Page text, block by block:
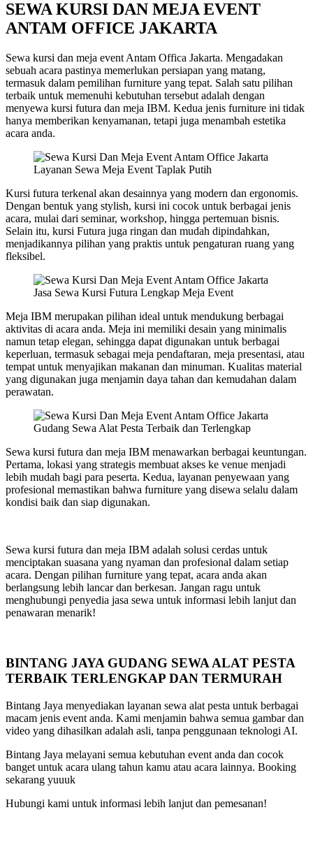
SEWA KURSI DAN MEJA EVENT
ANTAM OFFICE JAKARTA
Sewa kursi dan meja event Antam Offica Jakarta. Mengadakan
sebuah acara pastinya memerlukan persiapan yang matang,
termasuk dalam pemilihan furniture yang tepat. Salah satu pilihan
terbaik untuk memenuhi kebutuhan tersebut adalah dengan
menyewa kursi futura dan meja IBM. Kedua jenis furniture ini tidak
hanya memberikan kenyamanan, tetapi juga menambah estetika
acara anda.
Layanan Sewa Meja Event Taplak Putih
Kursi futura terkenal akan desainnya yang modern dan ergonomis.
Dengan bentuk yang stylish, kursi ini cocok untuk berbagai jenis
acara, mulai dari seminar, workshop, hingga pertemuan bisnis.
Selain itu, kursi Futura juga ringan dan mudah dipindahkan,
menjadikannya pilihan yang praktis untuk pengaturan ruang yang
fleksibel.
Jasa Sewa Kursi Futura Lengkap Meja Event
Meja IBM merupakan pilihan ideal untuk mendukung berbagai
aktivitas di acara anda. Meja ini memiliki desain yang minimalis
namun tetap elegan, sehingga dapat digunakan untuk berbagai
keperluan, termasuk sebagai meja pendaftaran, meja presentasi, atau
tempat untuk menyajikan makanan dan minuman. Kualitas material
yang digunakan juga menjamin daya tahan dan kemudahan dalam
perawatan.
Gudang Sewa Alat Pesta Terbaik dan Terlengkap
Sewa kursi futura dan meja IBM menawarkan berbagai keuntungan.
Pertama, lokasi yang strategis membuat akses ke venue menjadi
lebih mudah bagi para peserta. Kedua, layanan penyewaan yang
profesional memastikan bahwa furniture yang disewa selalu dalam
kondisi baik dan siap digunakan.
Sewa kursi futura dan meja IBM adalah solusi cerdas untuk
menciptakan suasana yang nyaman dan profesional dalam setiap
acara. Dengan pilihan furniture yang tepat, acara anda akan
berlangsung lebih lancar dan berkesan. Jangan ragu untuk
menghubungi penyedia jasa sewa untuk informasi lebih lanjut dan
penawaran menarik!
BINTANG JAYA GUDANG SEWA ALAT PESTA
TERBAIK TERLENGKAP DAN TERMURAH
Bintang Jaya menyediakan layanan sewa alat pesta untuk berbagai
macam jenis event anda. Kami menjamin bahwa semua gambar dan
video yang dihasilkan adalah asli, tanpa penggunaan teknologi AI.
Bintang Jaya melayani semua kebutuhan event anda dan cocok
banget untuk acara ulang tahun kamu atau acara lainnya. Booking
sekarang yuuuk
Hubungi kami untuk informasi lebih lanjut dan pemesanan!